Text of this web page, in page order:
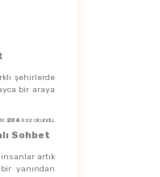
şehirlerde
bir araya
206 kez okundu.
Sohbet
artık
yanından